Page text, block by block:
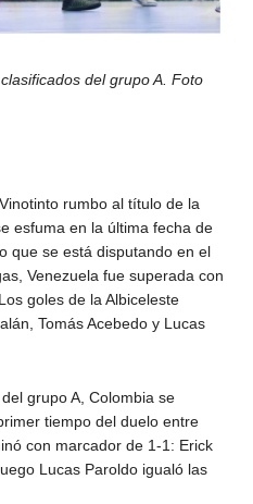
del grupo A. Foto
rumbo al título de la
esfuma en la última fecha de
que se está disputando en el
Venezuela fue superada con
goles de la Albiceleste
Tomás Acebedo y Lucas
grupo A, Colombia se
tiempo del duelo entre
con marcador de 1-1: Erick
Lucas Paroldo igualó las